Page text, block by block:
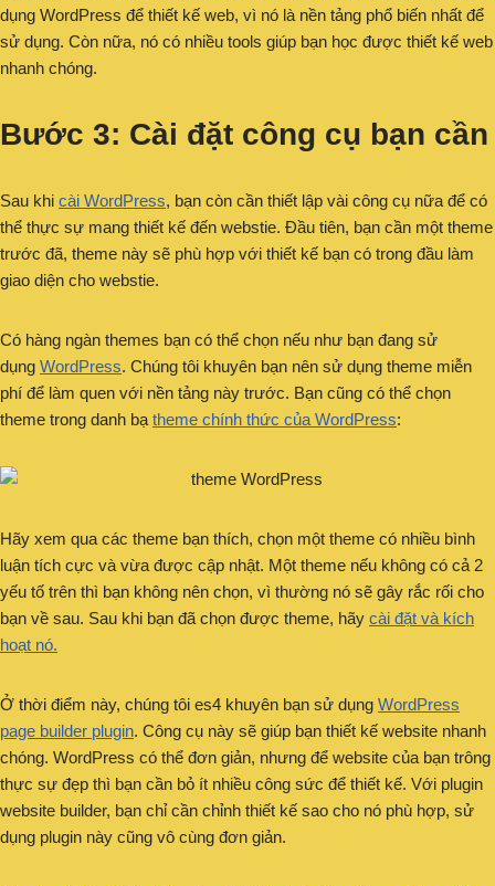
dụng WordPress để thiết kế web, vì nó là nền tảng phổ biến nhất để
sử dụng. Còn nữa, nó có nhiều tools giúp bạn học được thiết kế web
nhanh chóng.
Bước 3: Cài đặt công cụ bạn cần
Sau khi cài WordPress, bạn còn cần thiết lập vài công cụ nữa để có
thể thực sự mang thiết kế đến webstie. Đầu tiên, bạn cần một theme
trước đã, theme này sẽ phù hợp với thiết kế bạn có trong đầu làm
giao diện cho webstie.
Có hàng ngàn themes bạn có thể chọn nếu như bạn đang sử
dụng WordPress. Chúng tôi khuyên bạn nên sử dụng theme miễn
phí để làm quen với nền tảng này trước. Bạn cũng có thể chọn
theme trong danh bạ theme chính thức của WordPress:
Hãy xem qua các theme bạn thích, chọn một theme có nhiều bình
luận tích cực và vừa được cập nhật. Một theme nếu không có cả 2
yếu tố trên thì bạn không nên chọn, vì thường nó sẽ gây rắc rối cho
bạn về sau. Sau khi bạn đã chọn được theme, hãy cài đặt và kích
hoạt nó.
Ở thời điểm này, chúng tôi es4 khuyên bạn sử dụng WordPress
page builder plugin. Công cụ này sẽ giúp bạn thiết kế website nhanh
chóng. WordPress có thể đơn giản, nhưng để website của bạn trông
thực sự đẹp thì bạn cần bỏ ít nhiều công sức để thiết kế. Với plugin
website builder, bạn chỉ cần chỉnh thiết kế sao cho nó phù hợp, sử
dụng plugin này cũng vô cùng đơn giản.